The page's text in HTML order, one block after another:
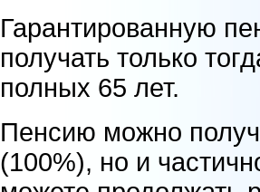
Гарантированную
получать только
полных 65 лет.
Пенсию можно
(100%), но и